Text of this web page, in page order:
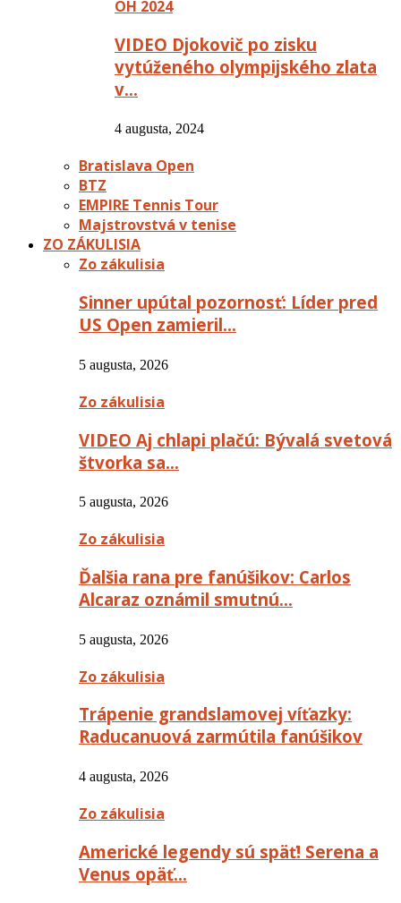
OH 2024
VIDEO Djokovič po zisku
vytúženého olympijského zlata
v…
4 augusta, 2024
Bratislava Open
BTZ
EMPIRE Tennis Tour
Majstrovstvá v tenise
ZO ZÁKULISIA
Zo zákulisia
Sinner upútal pozornosť: Líder pred
US Open zamieril…
5 augusta, 2026
Zo zákulisia
VIDEO Aj chlapi plačú: Bývalá svetová
štvorka sa…
5 augusta, 2026
Zo zákulisia
Ďalšia rana pre fanúšikov: Carlos
Alcaraz oznámil smutnú…
5 augusta, 2026
Zo zákulisia
Trápenie grandslamovej víťazky:
Raducanuová zarmútila fanúšikov
4 augusta, 2026
Zo zákulisia
Americké legendy sú späť! Serena a
Venus opäť…